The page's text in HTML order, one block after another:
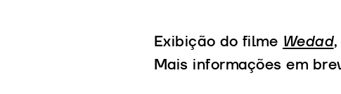
Exibição do filme Wedad
Mais informações em